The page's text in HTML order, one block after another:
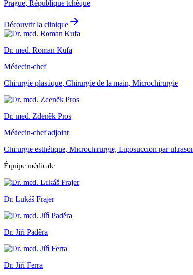
Prague, République tchèque
Découvrir la clinique
Dr. med. Roman Kufa
Médecin-chef
Chirurgie plastique, Chirurgie de la main, Microchirurgie
Dr. med. Zdeněk Pros
Médecin-chef adjoint
Chirurgie esthétique, Microchirurgie, Liposuccion par
Équipe médicale
Dr. Lukáš Frajer
Dr. Jiří Paděra
Dr. Jiří Ferra